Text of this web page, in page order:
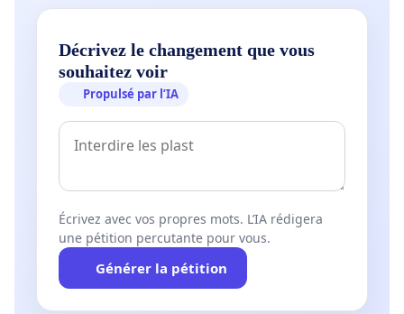
Décrivez le changement que vous
souhaitez voir
Propulsé par l’IA
Écrivez avec vos propres mots. L’IA rédigera
une pétition percutante pour vous.
Générer la pétition